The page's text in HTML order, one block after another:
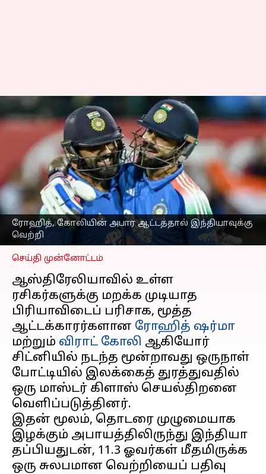
ரோஹித், கோலியின் அபார ஆட்டத்தால் இந்தியாவுக்கு
வெற்றி
மாஸ்டர் கிளாஸ் ஆட்டம்:
ரோஹித், கோலியின்
அபார ஆட்டத்தால்
இந்தியாவுக்கு வெற்றி;
ஒயிட்வாஷ் அவமானம்
தவிர்ப்பு
எழுதியவர் Sekar Chinnappan Oct 25, 2025 05:01 pm
செய்தி முன்னோட்டம்
ஆஸ்திரேலியாவில் உள்ள
ரசிகர்களுக்கு மறக்க முடியாத
பிரியாவிடைப் பரிசாக, மூத்த
ஆட்டக்காரர்களான ரோஹித் ஷர்மா
மற்றும் விராட் கோலி ஆகியோர்
சிட்னியில் நடந்த மூன்றாவது ஒருநாள்
போட்டியில் இலக்கைத் துரத்துவதில்
ஒரு மாஸ்டர் கிளாஸ் செயல்திறனை
வெளிப்படுத்தினர்.
இதன் மூலம், தொடரை முழுமையாக
இழக்கும் அபாயத்திலிருந்து இந்தியா
தப்பியதுடன், 11.3 ஓவர்கள் மீதமிருக்க
ஒரு சுலபமான வெற்றியைப் பதிவு